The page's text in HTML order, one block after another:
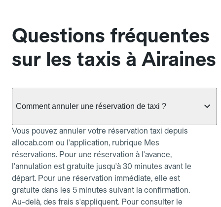
Questions fréquentes
sur les taxis à Airaines
Comment annuler une réservation de taxi ?
Vous pouvez annuler votre réservation taxi depuis
allocab.com ou l'application, rubrique Mes
réservations. Pour une réservation à l'avance,
l'annulation est gratuite jusqu'à 30 minutes avant le
départ. Pour une réservation immédiate, elle est
gratuite dans les 5 minutes suivant la confirmation.
Au-delà, des frais s'appliquent. Pour consulter le